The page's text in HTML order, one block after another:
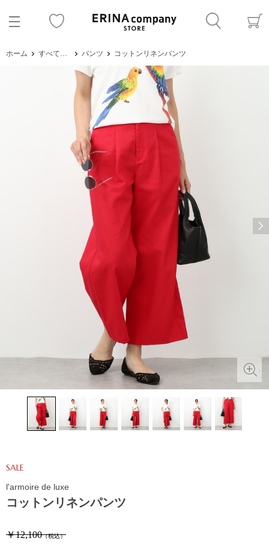
ホーム すべてのアイテム パンツ コットンリネンパンツ
コットンリネンパンツ
SALE
￥12,100（税込）
l'armoire de luxe